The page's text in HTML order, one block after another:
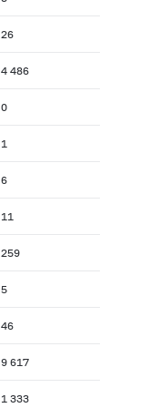
26
4 486
0
1
6
11
259
5
46
9 617
1 333